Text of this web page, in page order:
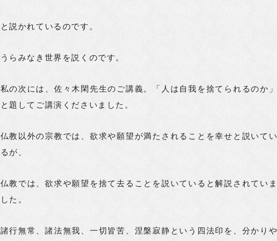
と説かれているのです。
うらみなき世界を説くのです。
私の次には、佐々木閑先生のご講義。「人は自我を捨てられるのか
と題してご講演くださいました。
仏教以外の宗教では、欲求や願望が満たされることを幸せと説いて
るが、
仏教では、欲求や願望を捨て去ることを説いていると解説されてい
した。
諸行無常、諸法無我、一切皆苦、涅槃寂静という四法印を、分かり